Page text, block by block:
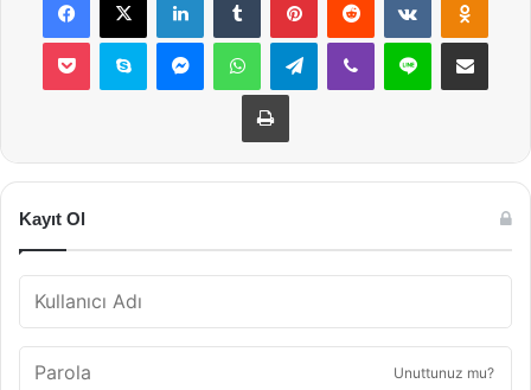
Pocket Skype MessengerWhatsAppTelegramViber Line E-Posta ile
Yazdır
Kayıt Ol
Unuttunuz mu?